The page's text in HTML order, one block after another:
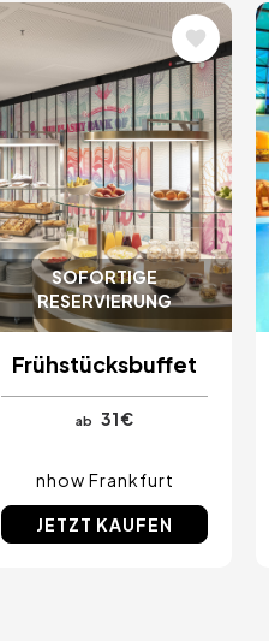
SOFORTIGE
RESERVIERUNG
Frühstücksbuffet
ab 31 €
nhow Frankfurt
JETZT KAUFEN